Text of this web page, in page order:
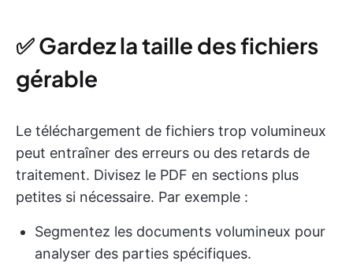
✅ Gardez la taille des fichiers
gérable
Le téléchargement de fichiers trop volumineux
peut entraîner des erreurs ou des retards de
traitement. Divisez le PDF en sections plus
petites si nécessaire. Par exemple :
Segmentez les documents volumineux pour
analyser des parties spécifiques.